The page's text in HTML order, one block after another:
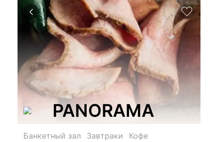
PANORAMA
Банкетный зал Завтраки
Кофе